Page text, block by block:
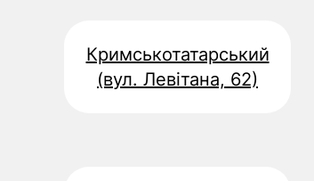
Кримськотатарський
(вул. Левітана, 62)